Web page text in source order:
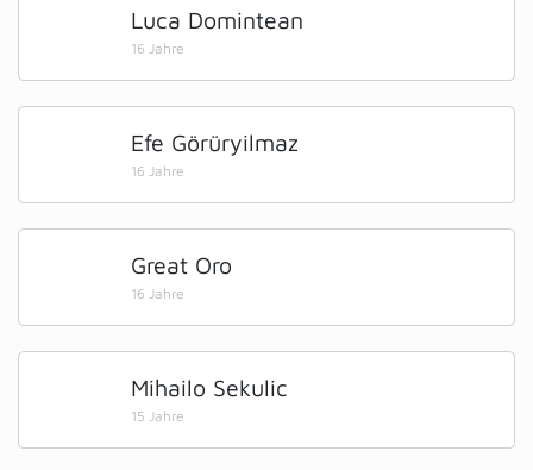
Luca Domintean
16 Jahre
Efe Görüryilmaz
16 Jahre
Great Oro
16 Jahre
Mihailo Sekulic
15 Jahre